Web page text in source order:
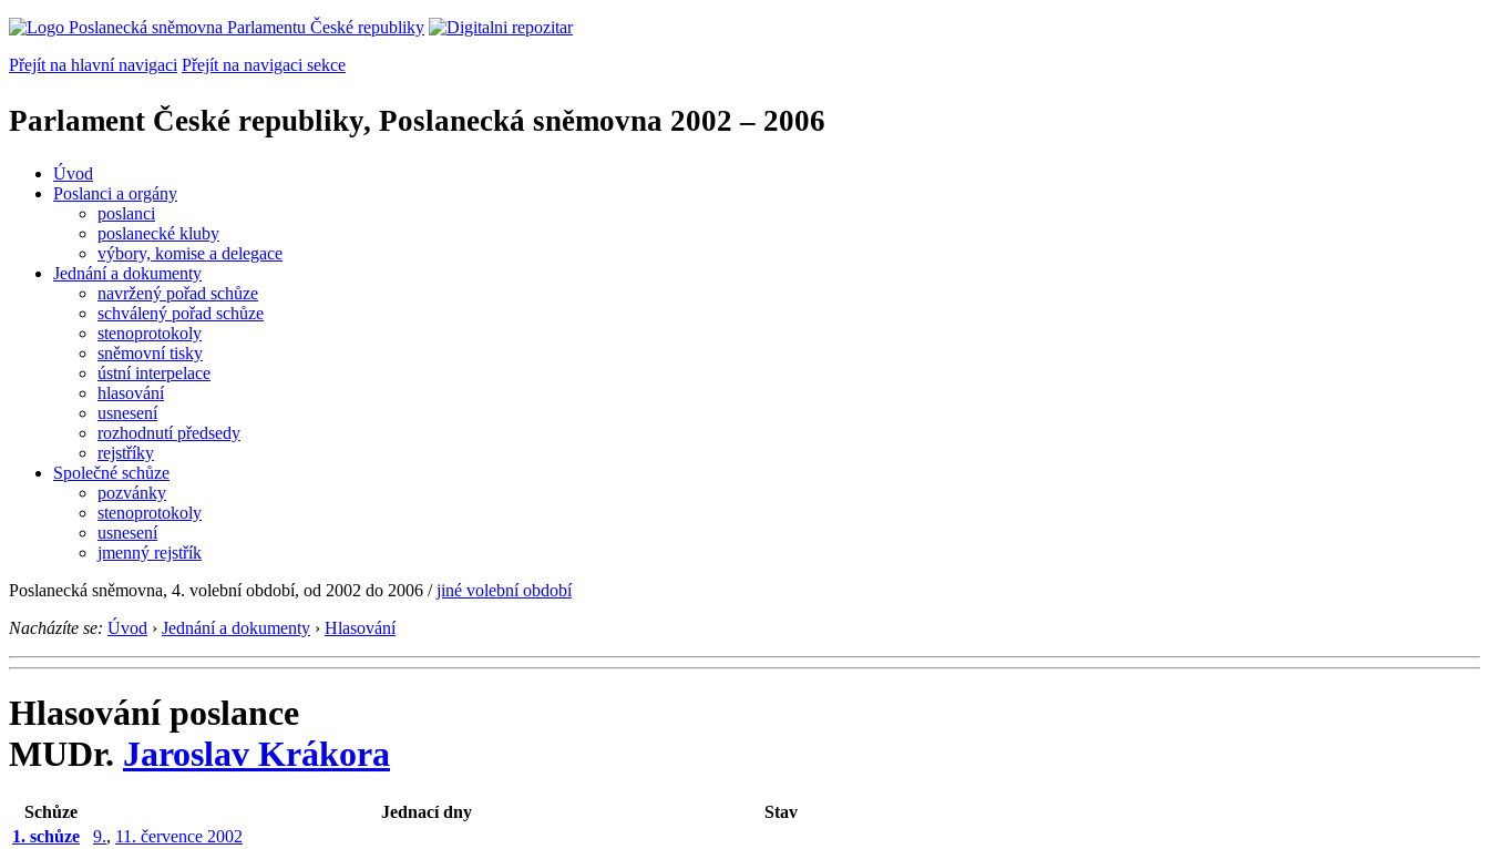
Přejít na hlavní navigaci Přejít na navigaci sekce
Parlament České republiky, Poslanecká sněmovna 2002 – 2006
Úvod
Poslanci a orgány
poslanci
poslanecké kluby
výbory, komise a delegace
Jednání a dokumenty
navržený pořad schůze
schválený pořad schůze
stenoprotokoly
sněmovní tisky
ústní interpelace
hlasování
usnesení
rozhodnutí předsedy
rejstříky
Společné schůze
pozvánky
stenoprotokoly
usnesení
jmenný rejstřík
Poslanecká sněmovna, 4. volební období, od 2002 do 2006 /jiné volební období
Nacházíte se: Úvod › Jednání a dokumenty › Hlasování
Hlasování poslance
MUDr. Jaroslav Krákora
Schůze Jednací dny
Stav
1. schůze
9., 11. července 2002